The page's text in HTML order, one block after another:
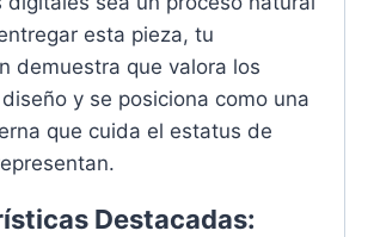
esta pieza, tu
demuestra que valora los
y se posiciona como una
que cuida el estatus de
Destacadas: